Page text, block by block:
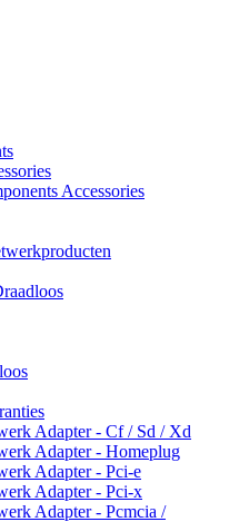
Accessories
Adapter - Cf / Sd / Xd
Adapter - Homeplug
Adapter - Pci-e
Adapter - Pci-x
Adapter - Pcmcia /